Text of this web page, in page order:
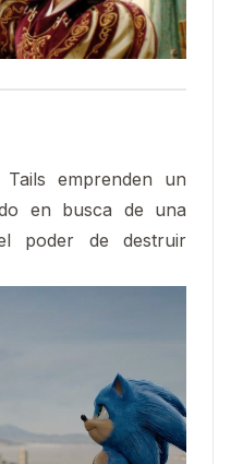
emprenden un
en busca de una
poder de destruir